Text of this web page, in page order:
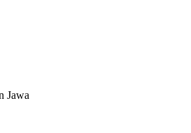
Jawa